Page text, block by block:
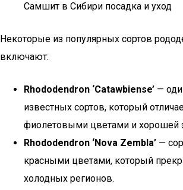
Самшит в Сибири посадка и уход
Некоторые из популярных сортов
включают:
Rhododendron ‘Catawbiense’ —
известных сортов, который
фиолетовыми цветами и хорошей
Rhododendron ‘Nova Zembla’ —
красными цветами, который
холодных регионов.